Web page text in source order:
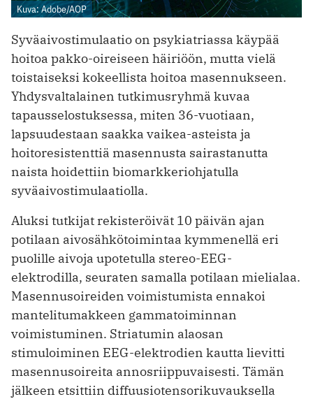
Kuva: Adobe/AOP
Syväaivostimulaatio on psykiatriassa käypää
hoitoa pakko-oireiseen häiriöön, mutta vielä
toistaiseksi kokeellista hoitoa masennukseen.
Yhdysvaltalainen tutkimusryhmä kuvaa
tapausselostuksessa, miten 36-vuotiaan,
lapsuudestaan saakka vaikea-asteista ja
hoitoresistenttiä masennusta sairastanutta
naista hoidettiin biomarkkeriohjatulla
syväaivostimulaatiolla.
Aluksi tutkijat rekisteröivät 10 päivän ajan
potilaan aivosähkötoimintaa kymmenellä eri
puolille aivoja upotetulla stereo-EEG-
elektrodilla, seuraten samalla potilaan mielialaa.
Masennusoireiden voimistumista ennakoi
mantelitumakkeen gammatoiminnan
voimistuminen. Striatumin alaosan
stimuloiminen EEG-elektrodien kautta lievitti
masennusoireita annosriippuvaisesti. Tämän
jälkeen etsittiin diffuusiotensorikuvauksella